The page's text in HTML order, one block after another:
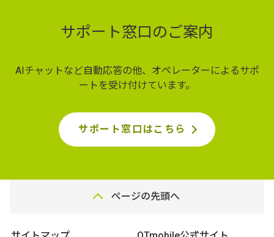
サポート窓口のご案内
AIチャットなど自動応答の他、オペレーターによるサポ
ートを受け付けています。
サポート窓口はこちら
ページの先頭へ